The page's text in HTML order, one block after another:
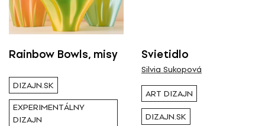
Všetci
Výstava / kolekcia
Všetky
Rok ( Ročník )
Rainbow Bowls, misy
DIZAJN.SK
EXPERIMENTÁLNY
DIZAJN
Svietidlo
Silvia Sukopová
ART DIZAJN
DIZAJN.SK